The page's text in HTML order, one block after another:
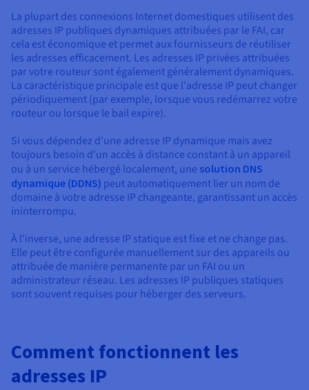
La plupart des connexions Internet domestiques utilisent des
adresses IP publiques dynamiques attribuées par le FAI, car
cela est économique et permet aux fournisseurs de réutiliser
les adresses efficacement. Les adresses IP privées attribuées
par votre routeur sont également généralement dynamiques.
La caractéristique principale est que l'adresse IP peut changer
périodiquement (par exemple, lorsque vous redémarrez votre
routeur ou lorsque le bail expire).
Si vous dépendez d'une adresse IP dynamique mais avez
toujours besoin d'un accès à distance constant à un appareil
ou à un service hébergé localement, une solution DNS
dynamique (DDNS) peut automatiquement lier un nom de
domaine à votre adresse IP changeante, garantissant un accès
ininterrompu.
À l'inverse, une adresse IP statique est fixe et ne change pas.
Elle peut être configurée manuellement sur des appareils ou
attribuée de manière permanente par un FAI ou un
administrateur réseau. Les adresses IP publiques statiques
sont souvent requises pour héberger des serveurs.
Comment fonctionnent les
adresses IP